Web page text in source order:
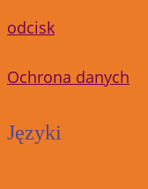
odcisk
Ochrona danych
Języki